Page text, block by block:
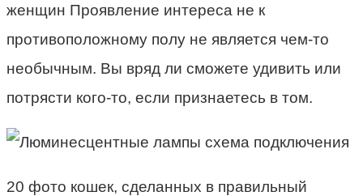
женщин Проявление интереса не к
противоположному полу не является чем-то
необычным. Вы вряд ли сможете удивить или
потрясти кого-то, если признаетесь в том.
20 фото кошек, сделанных в правильный